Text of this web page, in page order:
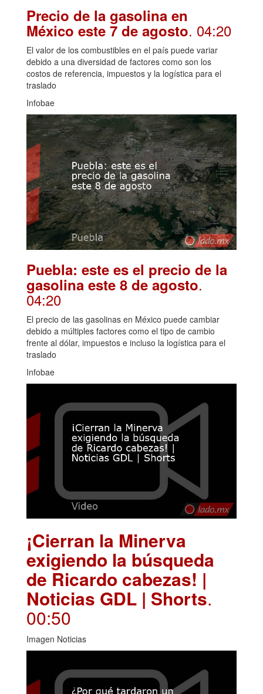
Precio de la gasolina en
México este 7 de agosto. 04:20
El valor de los combustibles en el país puede variar
debido a una diversidad de factores como son los
costos de referencia, impuestos y la logística para el
traslado
Infobae
Puebla: este es el precio de la
gasolina este 8 de agosto.
04:20
El precio de las gasolinas en México puede cambiar
debido a múltiples factores como el tipo de cambio
frente al dólar, impuestos e incluso la logística para el
traslado
Infobae
¡Cierran la Minerva
exigiendo la búsqueda
de Ricardo cabezas! |
Noticias GDL | Shorts.
00:50
Imagen Noticias